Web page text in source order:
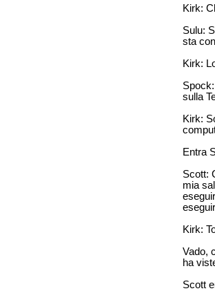
Kirk:
Sulu:
sta
Kirk:
sulla
Kirk:
Entra
Scott:
mia
Kirk:
Vado,
ha
Scott